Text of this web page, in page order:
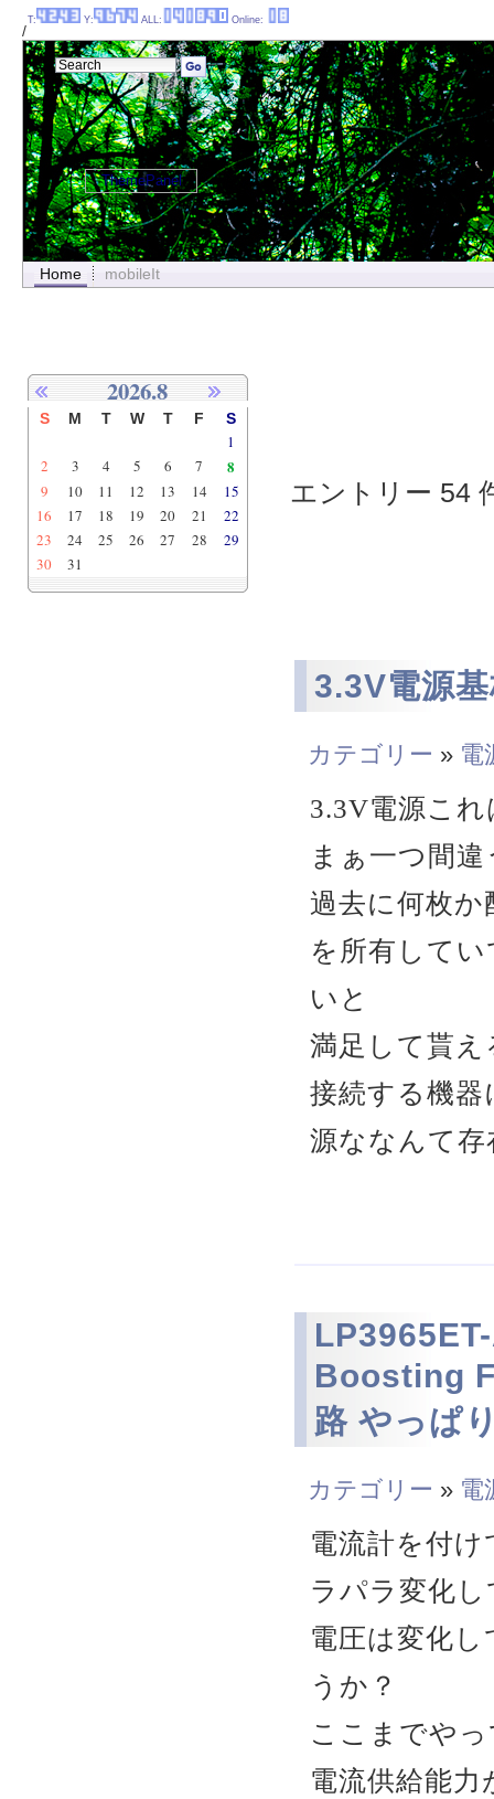
/
Home mobileIt
エントリー 54
3.3V電源
カテゴリー » 電
3.3V電源こ
まぁ一つ間
過去に何枚
を所有して
いと
満足して貰
接続する機
源ななんて
Boosting
路 やっぱ
カテゴリー » 電
電流計を付
ラパラ変化
電圧は変化
うか？
ここまでや
電流供給能
2026.8
S M T W T F S
1
2
3 4 5 6 7 8
9 10 11 12 13 14
15
16
17 18 19 20 21
22
23
24 25 26 27 28
29
30
31
T: Y: ALL: Online:
ThemePanel